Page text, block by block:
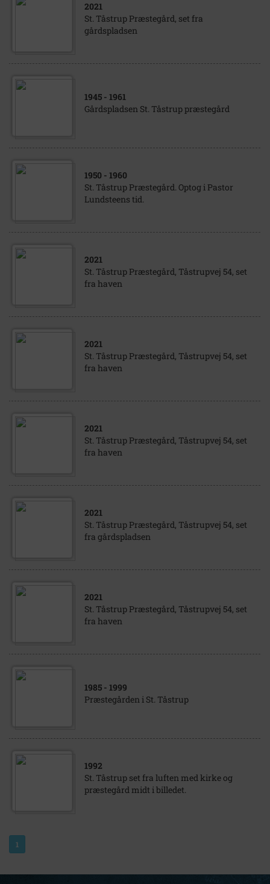
2021
St. Tåstrup Præstegård, set fra
gårdspladsen
1945 - 1961
Gårdspladsen St. Tåstrup præstegård
1950 - 1960
St. Tåstrup Præstegård. Optog i Pastor
Lundsteens tid.
2021
St. Tåstrup Præstegård, Tåstrupvej 54, set
fra haven
2021
St. Tåstrup Præstegård, Tåstrupvej 54, set
fra haven
2021
St. Tåstrup Præstegård, Tåstrupvej 54, set
fra haven
2021
St. Tåstrup Præstegård, Tåstrupvej 54, set
fra gårdspladsen
2021
St. Tåstrup Præstegård, Tåstrupvej 54, set
fra haven
1985 - 1999
Præstegården i St. Tåstrup
1992
St. Tåstrup set fra luften med kirke og
præstegård midt i billedet.
1